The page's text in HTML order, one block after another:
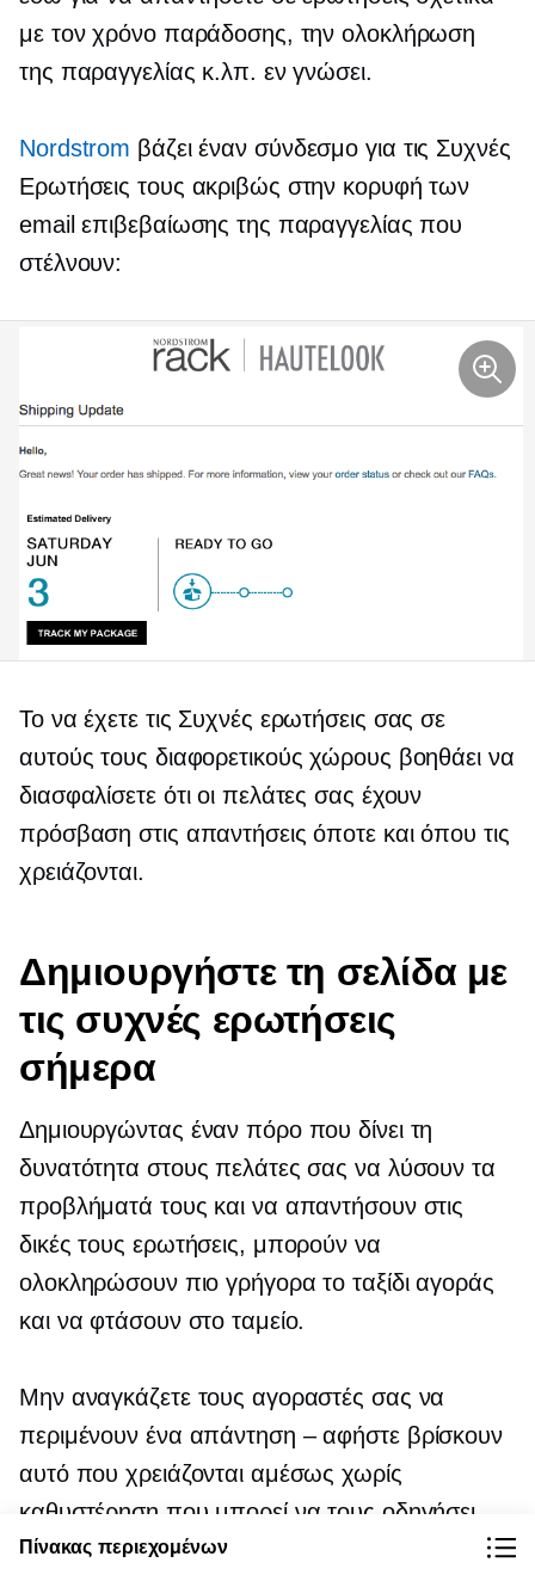
με τον χρόνο παράδοσης, την ολοκλήρωση
της παραγγελίας κ.λπ. εν γνώσει.
Nordstrom βάζει έναν σύνδεσμο για τις Συχνές
Ερωτήσεις τους ακριβώς στην κορυφή των
email επιβεβαίωσης της παραγγελίας που
στέλνουν:
Το να έχετε τις Συχνές ερωτήσεις σας σε
αυτούς τους διαφορετικούς χώρους βοηθάει να
διασφαλίσετε ότι οι πελάτες σας έχουν
πρόσβαση στις απαντήσεις όποτε και όπου τις
χρειάζονται.
Δημιουργήστε τη σελίδα με
τις συχνές ερωτήσεις
σήμερα
Δημιουργώντας έναν πόρο που δίνει τη
δυνατότητα στους πελάτες σας να λύσουν τα
προβλήματά τους και να απαντήσουν στις
δικές τους ερωτήσεις, μπορούν να
ολοκληρώσουν πιο γρήγορα το ταξίδι αγοράς
και να φτάσουν στο ταμείο.
Μην αναγκάζετε τους αγοραστές σας να
περιμένουν ένα απάντηση – αφήστεβρίσκουν
αυτό που χρειάζονται αμέσως χωρίς
καθυστέρηση που μπορεί να τους οδηγήσει
μακριά από το ηλεκτρονικό σας κατάστημα.
Πίνακας περιεχομένων